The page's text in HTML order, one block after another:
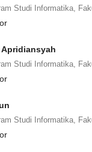
Studi Informatika,
Apridiansyah
Studi Informatika,
Studi Informatika,